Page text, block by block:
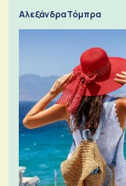
Αλεξάνδρα Τόμπρα